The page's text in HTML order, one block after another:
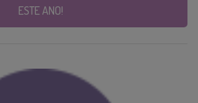
ESTE ANO!